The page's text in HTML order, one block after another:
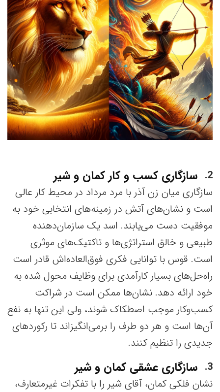
2 سازگاری کسب و کار کمان و شیر
سازگاری میان زن آذر با مرد مرداد در محیط کار عالی
است و نشان‌های آتش در زمینه‌های انتخابی خود به
موفقیت دست می‌یابند. اسد یک سازمان‌دهنده
طبیعی و خالق استراتژی‌ها و تاکتیک‌های موثری
است. قوس با توانایی فکری فوق‌العاده‌اش قادر است
راه‌حل‌های بسیار کارآمدی برای وظایف محول شده به
خود ارائه دهد. نشان‌ها ممکن است در شراکت
کسب‌وکار موجب اصطکاک شوند، ولی این تنها به نفع
آن‌ها است و هر دو طرف را برمی‌انگیزاند تا رکوردهای
جدیدی را تنظیم کنند.
3
سازگاری عشقی کمان و شیر
نشان فلکی کمان، آقای شیر را با تفکرات غیرمتعارف،